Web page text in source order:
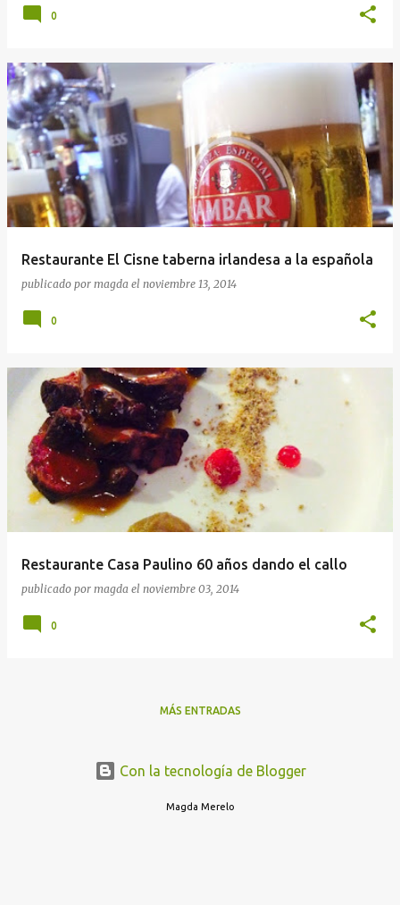
0
Restaurante El Cisne taberna irlandesa a la española
publicado por magda el noviembre 13, 2014
0
Restaurante Casa Paulino 60 años dando el callo
publicado por magda el noviembre 03, 2014
0
MÁS ENTRADAS
Con la tecnología de Blogger
Magda Merelo